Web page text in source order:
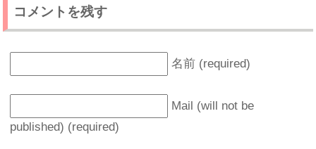
コメントを残す
名前 (required)
Mail (will not be
published) (required)